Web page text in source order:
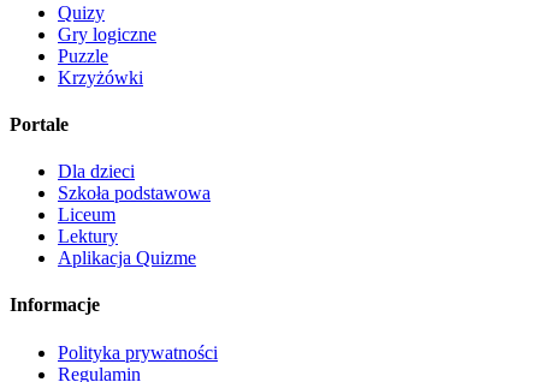
Quizy
Gry logiczne
Puzzle
Krzyżówki
Portale
Dla dzieci
Szkoła podstawowa
Liceum
Lektury
Aplikacja Quizme
Informacje
Polityka prywatności
Regulamin